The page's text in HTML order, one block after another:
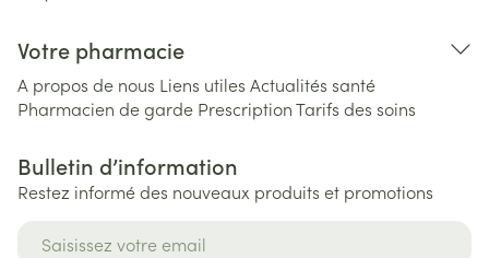
Votre pharmacie
A propos de nous Liens utiles Actualités santé
Pharmacien de garde PrescriptionTarifs des soins
Bulletin d’information
Restez informé des nouveaux produits et promotions